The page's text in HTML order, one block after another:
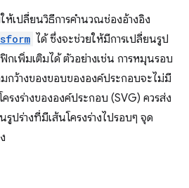
ห้เปลี่ยนวิธีการคำนวณช่องอ้างอิง
ได้ ซึ่งจะช่วยให้มีการเปลี่ยนรูป
เพิ่มเติมได้ ตัวอย่างเช่น การหมุนรอบ
กว้างของขอบขององค์ประกอบจะไม่มี
งร่างขององค์ประกอบ (SVG) ควรส่ง
ปร่างที่มีเส้นโครงร่างไปรอบๆ จุด